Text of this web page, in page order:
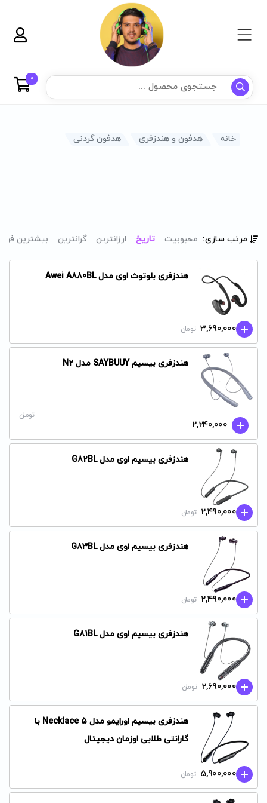
0
خانه هدفون و هندزفری هدفون گردنی
مرتب سازی: محبوبیت تاریخ ارزانترین گرانترین بیشترین
هندزفری بلوتوث اوی مدل Awei A880BL
3,690,000 تومان
هندزفری بیسیم SAYBUUY مدل N2
2,240,000
تومان
هندزفری بیسیم اوی مدل G82BL
2,490,000 تومان
هندزفری بیسیم اوی مدل G83BL
2,490,000 تومان
هندزفری بیسیم اوی مدل G81BL
2,690,000 تومان
هندزفری بیسیم اورایمو مدل Necklace 5 با
گارانتی طلایی اوزمان دیجیتال
5,900,000 تومان